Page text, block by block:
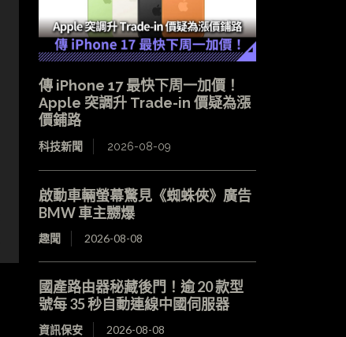
傳 iPhone 17 最快下周一加價！
Apple 突調升 Trade-in 價疑為漲
價鋪路
科技新聞 2026-08-09
啟動車輛螢幕驚見《蜘蛛俠》廣告
BMW 車主嬲爆
趣聞 2026-08-08
國產路由器秘藏後門！逾 20 款型
號每 35 秒自動連線中國伺服器
資訊保安 2026-08-08